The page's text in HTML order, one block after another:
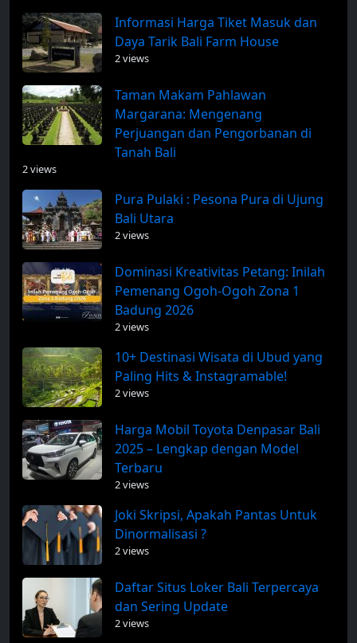
Informasi Harga Tiket Masuk dan
Daya Tarik Bali Farm House
2 views
Taman Makam Pahlawan
Margarana: Mengenang
Perjuangan dan Pengorbanan di
Tanah Bali
2 views
Pura Pulaki : Pesona Pura di Ujung
Bali Utara
2 views
Dominasi Kreativitas Petang: Inilah
Pemenang Ogoh-Ogoh Zona 1
Badung 2026
2 views
10+ Destinasi Wisata di Ubud yang
Paling Hits & Instagramable!
2 views
Harga Mobil Toyota Denpasar Bali
2025 – Lengkap dengan Model
Terbaru
2 views
Joki Skripsi, Apakah Pantas Untuk
Dinormalisasi ?
2 views
Daftar Situs Loker Bali Terpercaya
dan Sering Update
2 views